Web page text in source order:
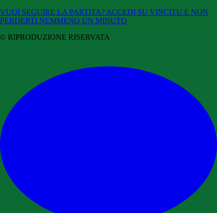
VUOI SEGUIRE LA PARTITA? ACCEDI SU VINCITU E NON
PERDERTI NEMMENO UN MINUTO
© RIPRODUZIONE RISERVATA